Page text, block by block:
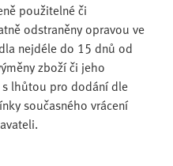
použitelné či
odstraněny opravou ve
nejdéle do 15 dnů od
zboží či jeho
lhůtou pro dodání dle
současného vrácení